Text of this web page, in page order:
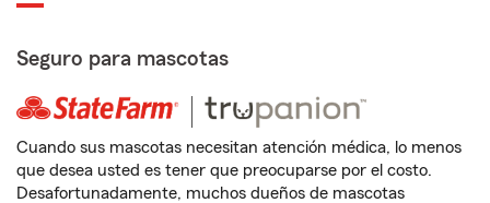
Seguro para mascotas
Cuando sus mascotas necesitan atención médica, lo menos
que desea usted es tener que preocuparse por el costo.
Desafortunadamente, muchos dueños de mascotas